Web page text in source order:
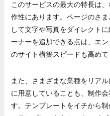
このサービスの最大の特長は
作性にあります。ページのさ
して文字や写真をダイレクト
ーナーを追加できる点は、エ
のサイト構築スピードも高めて
また、さまざまな業種をリア
に用意していることも、制作
す。テンプレートをイチから